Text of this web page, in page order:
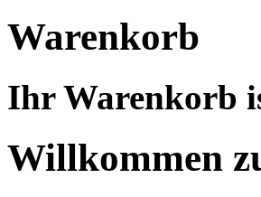
Warenkorb
Ihr Warenkorb
Willkommen